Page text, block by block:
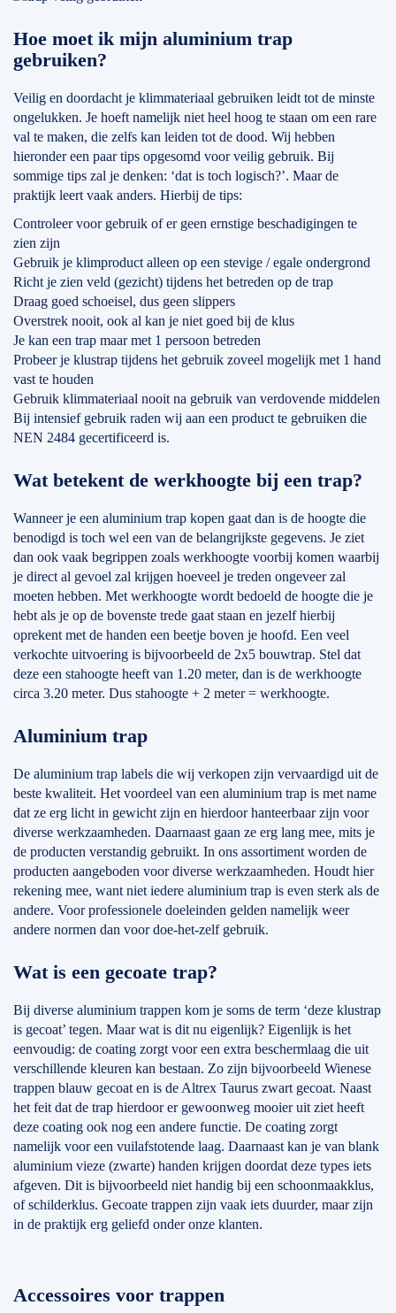
Hoe moet ik mijn aluminium trap
gebruiken?
Veilig en doordacht je klimmateriaal gebruiken leidt tot de minste
ongelukken. Je hoeft namelijk niet heel hoog te staan om een rare
val te maken, die zelfs kan leiden tot de dood. Wij hebben
hieronder een paar tips opgesomd voor veilig gebruik. Bij
sommige tips zal je denken: ‘dat is toch logisch?’. Maar de
praktijk leert vaak anders. Hierbij de tips:
Controleer voor gebruik of er geen ernstige beschadigingen te
zien zijn
Gebruik je klimproduct alleen op een stevige / egale ondergrond
Richt je zien veld (gezicht) tijdens het betreden op de trap
Draag goed schoeisel, dus geen slippers
Overstrek nooit, ook al kan je niet goed bij de klus
Je kan een trap maar met 1 persoon betreden
Probeer je klustrap tijdens het gebruik zoveel mogelijk met 1 hand
vast te houden
Gebruik klimmateriaal nooit na gebruik van verdovende middelen
Bij intensief gebruik raden wij aan een product te gebruiken die
NEN 2484 gecertificeerd is.
Wat betekent de werkhoogte bij een trap?
Wanneer je een aluminium trap kopen gaat dan is de hoogte die
benodigd is toch wel een van de belangrijkste gegevens. Je ziet
dan ook vaak begrippen zoals werkhoogte voorbij komen waarbij
je direct al gevoel zal krijgen hoeveel je treden ongeveer zal
moeten hebben. Met werkhoogte wordt bedoeld de hoogte die je
hebt als je op de bovenste trede gaat staan en jezelf hierbij
oprekent met de handen een beetje boven je hoofd. Een veel
verkochte uitvoering is bijvoorbeeld de 2x5 bouwtrap. Stel dat
deze een stahoogte heeft van 1.20 meter, dan is de werkhoogte
circa 3.20 meter. Dus stahoogte + 2 meter = werkhoogte.
Aluminium trap
De aluminium trap labels die wij verkopen zijn vervaardigd uit de
beste kwaliteit. Het voordeel van een aluminium trap is met name
dat ze erg licht in gewicht zijn en hierdoor hanteerbaar zijn voor
diverse werkzaamheden. Daarnaast gaan ze erg lang mee, mits je
de producten verstandig gebruikt. In ons assortiment worden de
producten aangeboden voor diverse werkzaamheden. Houdt hier
rekening mee, want niet iedere aluminium trap is even sterk als de
andere. Voor professionele doeleinden gelden namelijk weer
andere normen dan voor doe-het-zelf gebruik.
Wat is een gecoate trap?
Bij diverse aluminium trappen kom je soms de term ‘deze klustrap
is gecoat’ tegen. Maar wat is dit nu eigenlijk? Eigenlijk is het
eenvoudig: de coating zorgt voor een extra beschermlaag die uit
verschillende kleuren kan bestaan. Zo zijn bijvoorbeeld Wienese
trappen blauw gecoat en is de Altrex Taurus zwart gecoat. Naast
het feit dat de trap hierdoor er gewoonweg mooier uit ziet heeft
deze coating ook nog een andere functie. De coating zorgt
namelijk voor een vuilafstotende laag. Daarnaast kan je van blank
aluminium vieze (zwarte) handen krijgen doordat deze types iets
afgeven. Dit is bijvoorbeeld niet handig bij een schoonmaakklus,
of schilderklus. Gecoate trappen zijn vaak iets duurder, maar zijn
in de praktijk erg geliefd onder onze klanten.
Accessoires voor trappen